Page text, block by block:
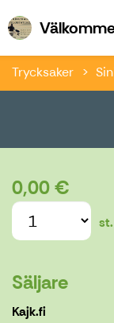
Välkommen
Trycksaker
0,00 €
st.
Säljare
Kajk.fi